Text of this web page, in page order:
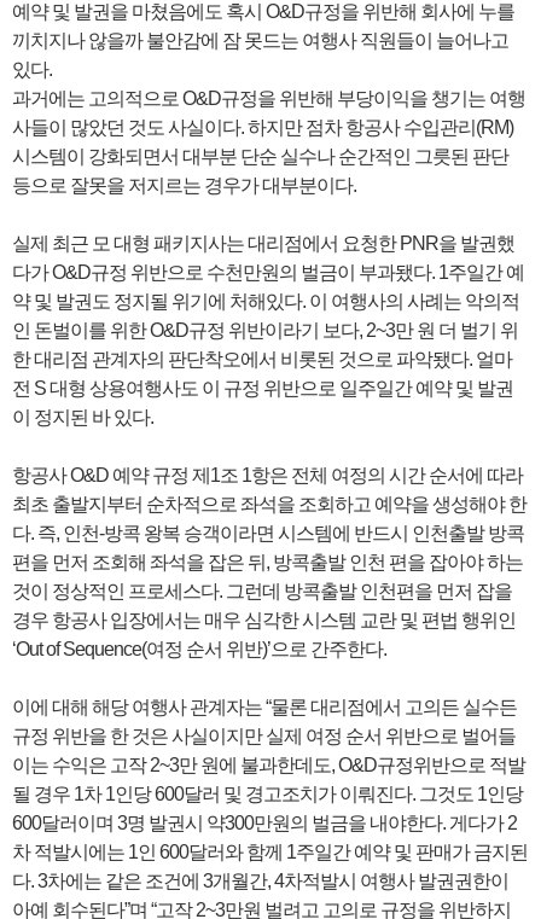
예약 및 발권을 마쳤음에도 혹시 O&D규정을 위반해 회사에 누를
끼치지나 않을까 불안감에 잠 못드는 여행사 직원들이 늘어나고
있다.
과거에는 고의적으로 O&D규정을 위반해 부당이익을 챙기는 여행
사들이 많았던 것도 사실이다. 하지만 점차 항공사 수입관리(RM)
시스템이 강화되면서 대부분 단순 실수나 순간적인 그릇된 판단
등으로 잘못을 저지르는 경우가 대부분이다.
실제 최근 모 대형 패키지사는 대리점에서 요청한 PNR을 발권했
다가 O&D규정 위반으로 수천만원의 벌금이 부과됐다. 1주일간 예
약 및 발권도 정지될 위기에 처해있다. 이 여행사의 사례는 악의적
인 돈벌이를 위한 O&D규정 위반이라기 보다, 2~3만 원 더 벌기 위
한 대리점 관계자의 판단착오에서 비롯된 것으로 파악됐다. 얼마
전 S 대형 상용여행사도 이 규정 위반으로 일주일간 예약 및 발권
이 정지된 바 있다.
항공사 O&D 예약 규정 제1조 1항은 전체 여정의 시간 순서에 따라
최초 출발지부터 순차적으로 좌석을 조회하고 예약을 생성해야 한
다. 즉, 인천-방콕 왕복 승객이라면 시스템에 반드시 인천출발 방콕
편을 먼저 조회해 좌석을 잡은 뒤, 방콕출발 인천 편을 잡아야 하는
것이 정상적인 프로세스다. 그런데 방콕출발 인천편을 먼저 잡을
경우 항공사 입장에서는 매우 심각한 시스템 교란 및 편법 행위인
‘Out of Sequence(여정 순서 위반)’으로 간주한다.
이에 대해 해당 여행사 관계자는 “물론 대리점에서 고의든 실수든
규정 위반을 한 것은 사실이지만 실제 여정 순서 위반으로 벌어들
이는 수익은 고작 2~3만 원에 불과한데도, O&D규정위반으로 적발
될 경우 1차 1인당 600달러 및 경고조치가 이뤄진다. 그것도 1인당
600달러이며 3명 발권시 약300만원의 벌금을 내야한다. 게다가 2
차 적발시에는 1인 600달러와 함께 1주일간 예약 및 판매가 금지된
다. 3차에는 같은 조건에 3개월간, 4차적발시 여행사 발권권한이
아예 회수된다”며 “고작 2~3만원 벌려고 고의로 규정을 위반하지